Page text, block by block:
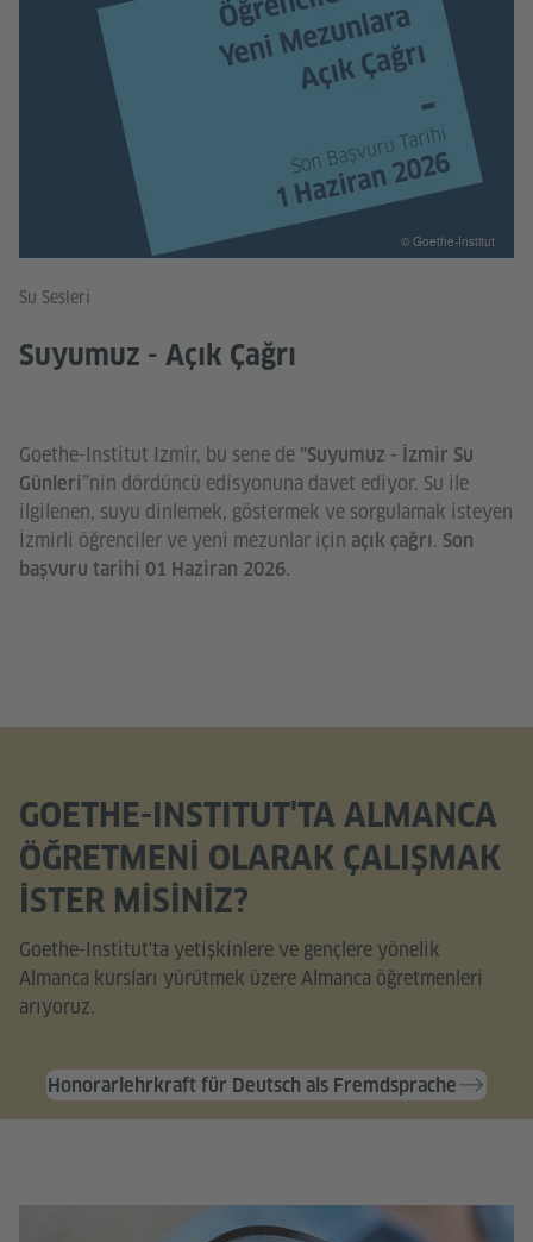
Su Sesleri
Suyumuz - Açık Çağrı
Goethe-Institut Izmir, bu sene de "Suyumuz - İzmir Su
Günleri”nin dördüncü edisyonuna davet ediyor. Su ile
ilgilenen, suyu dinlemek, göstermek ve sorgulamak isteyen
İzmirli öğrenciler ve yeni mezunlar için açık çağrı. Son
başvuru tarihi 01 Haziran 2026.
© Goethe-Institut
GOETHE-INSTITUT'TA ALMANCA
ÖĞRETMENI OLARAK ÇALIŞMAK
ISTER MISINIZ?
Goethe-Institut'ta yetişkinlere ve gençlere yönelik
Almanca kursları yürütmek üzere Almanca öğretmenleri
arıyoruz.
Honorarlehrkraft für Deutsch als Fremdsprache